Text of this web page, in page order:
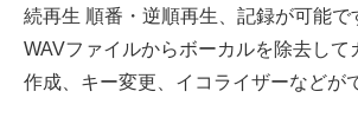
続再生 順番・逆順再生、記録が可能で
WAVファイルからボーカルを除去して
作成、キー変更、イコライザーなどが